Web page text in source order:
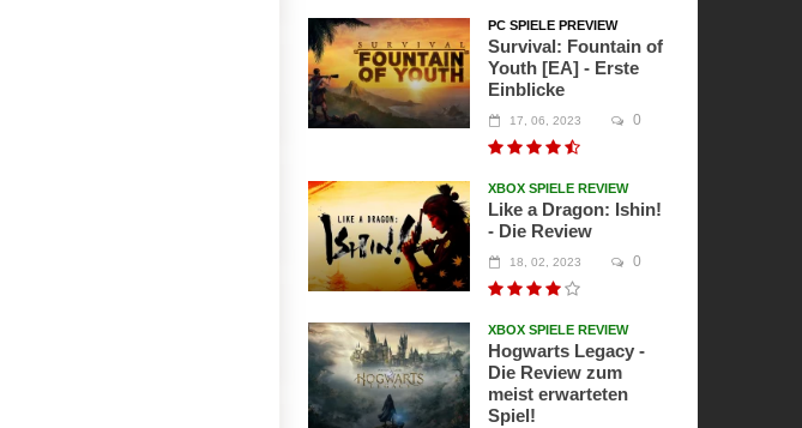
PC SPIELE PREVIEW
Survival: Fountain of
Youth [EA] - Erste
Einblicke
17, 06, 2023 0
XBOX SPIELE REVIEW
Like a Dragon: Ishin!
- Die Review
18, 02, 2023 0
XBOX SPIELE REVIEW
Hogwarts Legacy -
Die Review zum
meist erwarteten
Spiel!